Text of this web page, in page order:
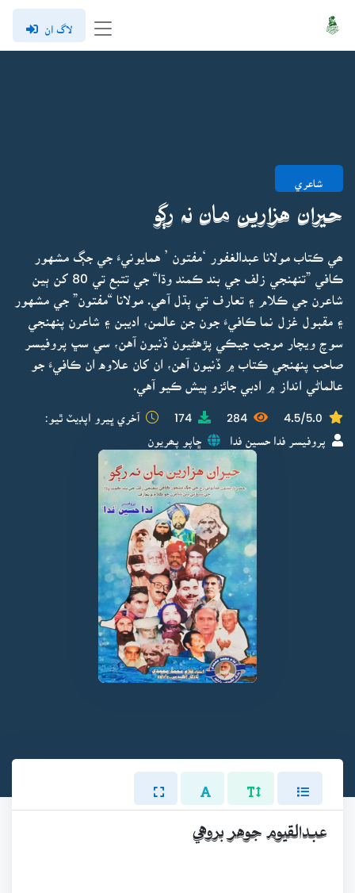
لاگ ان
شاعري
حيران هزارين مان نہ رڳو
ھي ڪتاب مولانا عبدالغفور ‘مفتون ’ همايونيءَ جي جڳ مشهور
ڪافي ”تنهنجي زلف جي بند ڪمند وڌا“ جي تتبع تي 80 کن ٻين
شاعرن جي ڪلام ۽ تعارف تي ٻڌل آھي. مولانا “مفتون” جي مشهور
۽ مقبول غزل نما ڪافيءَ جون جن عالمن، اديبن ۽ شاعرن پنهنجي
سوچ ويچار موجب جيڪي پڙهڻيون ڏنيون آهن، سي سڀ پروفيسر
صاحب پنهنجي ڪتاب ۾ ڏنيون آهن، ان کان علاوه ان ڪافيءَ جو
عالماڻي انداز ۾ ادبي جائزو پيش ڪيو آهي.
4.5/5.0
284
174 آخري ڀيرو اپڊيٽ ٿيو:
پروفيسر فدا حسين فدا ڇاپو پھريون
عبدالقيوم جوهر بروهي